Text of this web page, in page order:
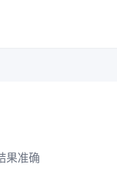
果准确